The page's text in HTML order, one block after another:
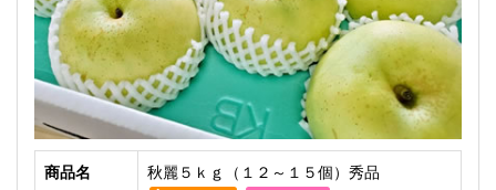
商品名 秋麗５ｋｇ（１２～１５個）秀品